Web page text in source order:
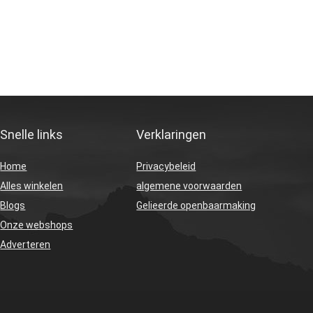
Snelle links
Home
Alles winkelen
Blogs
Onze webshops
Adverteren
Verklaringen
Privacybeleid
algemene voorwaarden
Gelieerde openbaarmaking